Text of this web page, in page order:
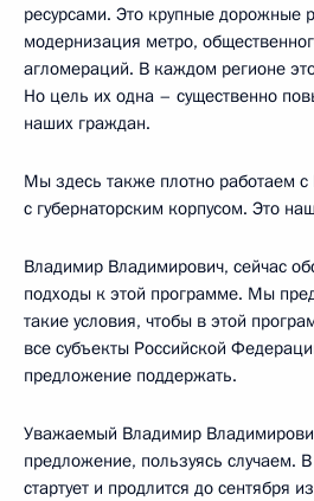
ресурсами. Это крупные дорожные
модернизация метро,
агломераций. В каждом регионе
Но цель их одна – существенно
наших граждан.
Мы здесь также плотно работаем с
с губернаторским корпусом. Это
Владимир Владимирович, сейчас
подходы к этой программе. Мы
такие условия, чтобы в этой
все субъекты Российской
предложение поддержать.
Уважаемый Владимир
предложение, пользуясь случаем.
стартует и продлится до сентября